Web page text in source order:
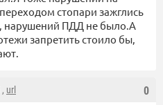
стопари зажглись
нарушений ПДД не было.А
запретить стоило бы,
0
url